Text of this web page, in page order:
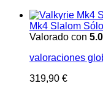
Mk4 Slalom
Valorado con
valoraciones
319,90 €